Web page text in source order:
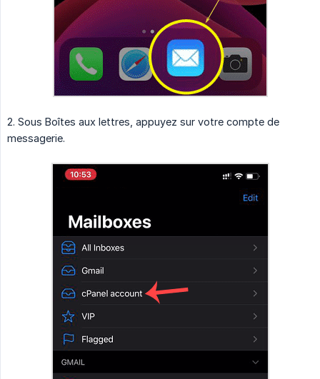
2. Sous Boîtes aux lettres, appuyez sur votre compte de
messagerie.